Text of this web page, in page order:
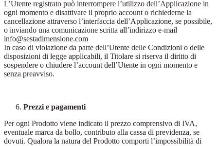
L’Utente registrato può interrompere l’utilizzo dell’Applicazione in
ogni momento e disattivare il proprio account o richiederne la
cancellazione attraverso l’interfaccia dell’Applicazione, se possibile,
o inviando una comunicazione scritta all’indirizzo e-mail
info@sestadimensione.com
In caso di violazione da parte dell’Utente delle Condizioni o delle
disposizioni di legge applicabili, il Titolare si riserva il diritto di
sospendere o chiudere l’account dell’Utente in ogni momento e
senza preavviso.
Prezzi e pagamenti
Per ogni Prodotto viene indicato il prezzo comprensivo di IVA,
eventuale marca da bollo, contributo alla cassa di previdenza, se
dovuti. Qualora la natura del Prodotto comporti l’impossibilità di